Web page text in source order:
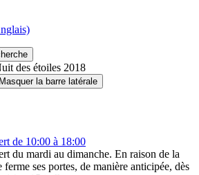
des étoiles 2018
Masquer la barre latérale
de 10:00 à 18:00
du mardi au dimanche. En raison de la
ferme ses portes, de manière anticipée, dès